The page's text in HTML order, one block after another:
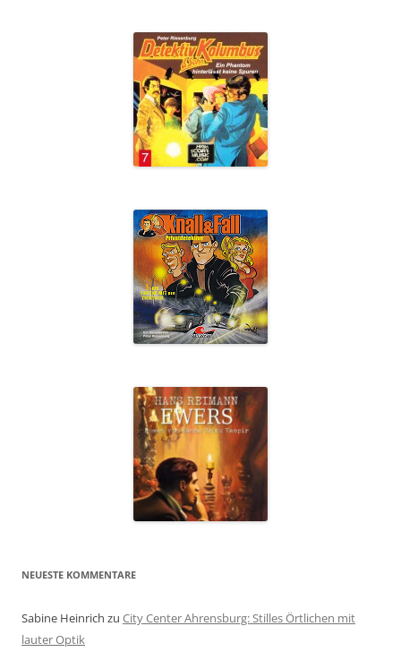
NEUESTE KOMMENTARE
Sabine Heinrich zu City Center Ahrensburg: Stilles Örtlichen mit
lauter Optik